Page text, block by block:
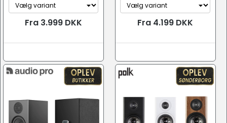
Fra 3.999 DKK Fra 4.199 DKK